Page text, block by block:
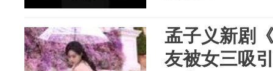
孟子义新剧
友被女三吸